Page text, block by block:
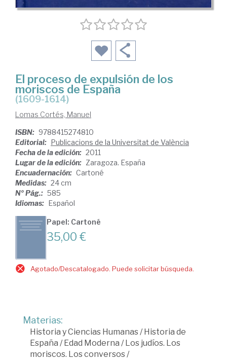
El proceso de expulsión de los
moriscos de España
(1609-1614)
Lomas Cortés, Manuel
ISBN: 9788415274810
Editorial: Publicacions de la Universitat de València
Fecha de la edición: 2011
Lugar de la edición: Zaragoza. España
Encuadernación: Cartoné
Medidas: 24 cm
Nº Pág.: 585
Idiomas: Español
Papel: Cartoné
35,00 €
Agotado/Descatalogado. Puede solicitar búsqueda.
Materias:
Historia y Ciencias Humanas /Historia de
España /Edad Moderna /Los judíos. Los
moriscos. Los conversos /